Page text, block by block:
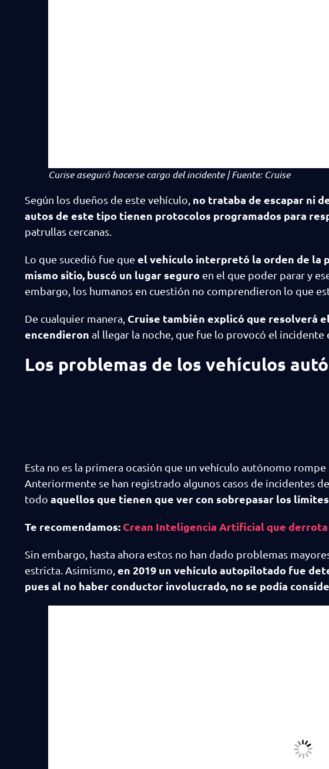
Curise aseguró hacerse cargo del incidente | Fuente: Cruise
Según los dueños de este vehículo, no trataba de escapar ni
autos de este tipo tienen protocolos programados para
patrullas cercanas.
Lo que sucedió fue que el vehículo interpretó la orden de la
mismo sitio, buscó un lugar seguro en el que poder parar y
embargo, los humanos en cuestión no comprendieron lo que
De cualquier manera, Cruise también explicó que resolverá
encendieron al llegar la noche, que fue lo provocó el incidente
Los problemas de los vehículos
Esta no es la primera ocasión que un vehículo autónomo
Anteriormente se han registrado algunos casos de incidentes
todo aquellos que tienen que ver con sobrepasar los
Te recomendamos: Crean Inteligencia Artificial que
Sin embargo, hasta ahora estos no han dado problemas
estricta. Asimismo, en 2019 un vehículo autopilotado fue
pues al no haber conductor involucrado, no se podía